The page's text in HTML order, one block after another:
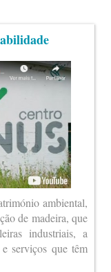
ambiental,
de madeira, que
industriais, a
serviços que têm